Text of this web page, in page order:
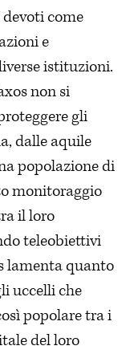
come
e
istituzioni.
non si
gli
dalle aquile
popolazione di
monitoraggio
il loro
teleobiettivi
lamenta quanto
uccelli che
popolare tra i
del loro